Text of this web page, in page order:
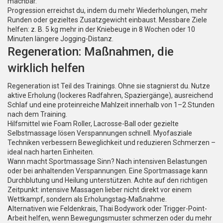
Progression erreichst du, indem du mehr Wiederholungen, mehr
Runden oder gezieltes Zusatzgewicht einbaust. Messbare Ziele
helfen: z. B. 5 kg mehr in der Kniebeuge in 8 Wochen oder 10
Minuten längere Jogging-Distanz.
Regeneration: Maßnahmen, die
wirklich helfen
Regeneration ist Teil des Trainings. Ohne sie stagnierst du. Nutze
aktive Erholung (lockeres Radfahren, Spaziergänge), ausreichend
Schlaf und eine proteinreiche Mahlzeit innerhalb von 1–2 Stunden
nach dem Training.
Hilfsmittel wie Foam Roller, Lacrosse-Ball oder gezielte
Selbstmassage lösen Verspannungen schnell. Myofasziale
Techniken verbessern Beweglichkeit und reduzieren Schmerzen –
ideal nach harten Einheiten.
Wann macht Sportmassage Sinn? Nach intensiven Belastungen
oder bei anhaltenden Verspannungen. Eine Sportmassage kann
Durchblutung und Heilung unterstützen. Achte auf den richtigen
Zeitpunkt: intensive Massagen lieber nicht direkt vor einem
Wettkampf, sondern als Erholungstag-Maßnahme.
Alternativen wie Feldenkrais, Thai Bodywork oder Trigger-Point-
Arbeit helfen, wenn Bewegungsmuster schmerzen oder du mehr